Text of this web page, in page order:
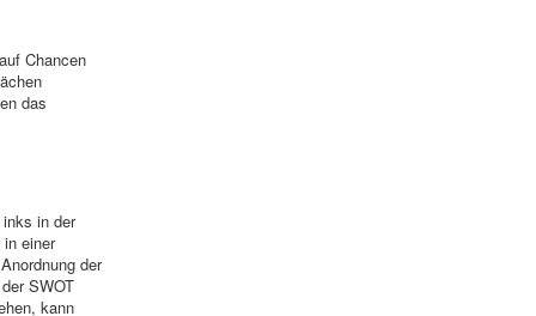
Chancen
das
in der
einer
der
SWOT
kann